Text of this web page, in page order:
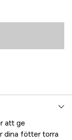
att ge
dina fötter torra